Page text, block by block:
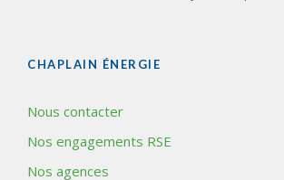
CHAPLAIN ÉNERGIE
Nous contacter
Nos engagements RSE
Nos agences